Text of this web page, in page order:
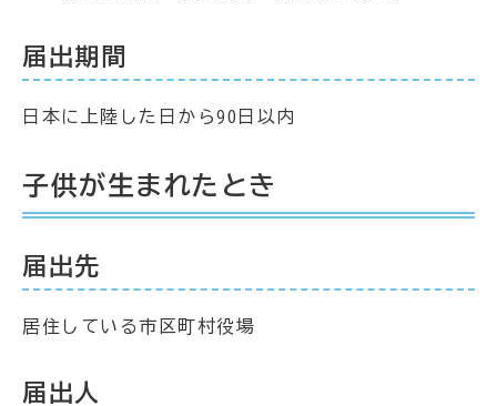
届出期間
日本に上陸した日から90日以内
子供が生まれたとき
届出先
居住している市区町村役場
届出人